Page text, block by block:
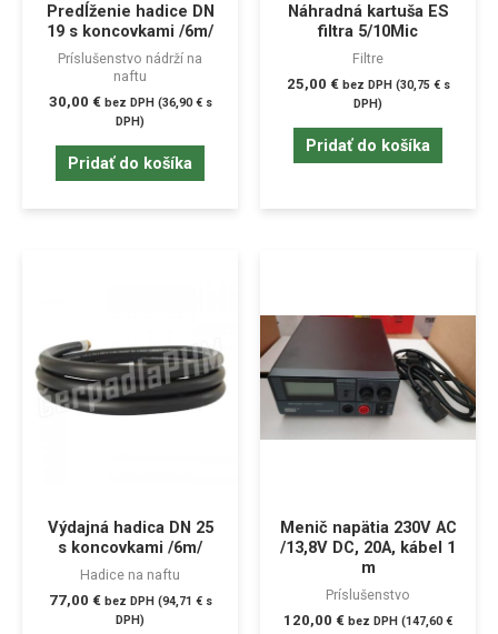
Predĺženie hadice DN
19 s koncovkami /6m/
Príslušenstvo nádrží na
naftu
30,00 € bez DPH (36,90€s
DPH)
Pridať do košíka
Náhradná kartuša ES
filtra 5/10Mic
Filtre
25,00 € bez DPH (30,75 €s
DPH)
Pridať do košíka
Výdajná hadica DN 25
s koncovkami /6m/
Hadice na naftu
77,00 € bez DPH (94,71 €s
DPH)
Menič napätia 230V AC
/13,8V DC, 20A, kábel 1
m
Príslušenstvo
120,00 € bez DPH (147,60€